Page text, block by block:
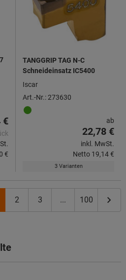
€
€
TANGGRIP TAG N-C
Schneideinsatz IC5400
Iscar
Art.-Nr.: 273630
ab
22,78 €
inkl. MwSt.
Netto 19,14 €
3 Varianten
2 3 ... 100